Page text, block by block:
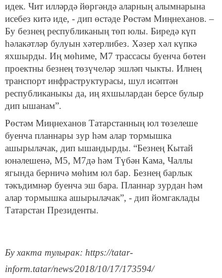
идек. Чит илләрдә йөргәндә аларның алымнарына
исебез китә иде, - дип өстәде Рөстәм Миңнеханов. –
Бу безнең республиканың төп юлы. Биредә күп
һәлакәтләр булуын хәтерлибез. Хәзер хәл күпкә
яхшырды. Иң мөһиме, М7 трассасы буенча бөтен
проектны безнең төзүчеләр эшләп чыкты. Илнең
транспорт инфраструктурасы, шул исәптән
республиканыкы да, иң яхшылардан берсе булыр
дип ышанам”.
Рөстәм Миңнеханов Татарстанның юл төзелеше
буенча планнары зур һәм алар тормышка
ашырылачак, дип ышандырды. “Безнең Кытай
юнәлешенә, М5, М7дә һәм Түбән Кама, Чаллы
ягында берничә мөһим юл бар. Безнең барлык
тәкъдимнәр буенча эш бара. Планнар зурдан һәм
алар тормышка ашырылачак”, - дип йомгаклады
Татарстан Президенты.
Бу хакта тулырак: https://tatar-
inform.tatar/news/2018/10/17/173594/